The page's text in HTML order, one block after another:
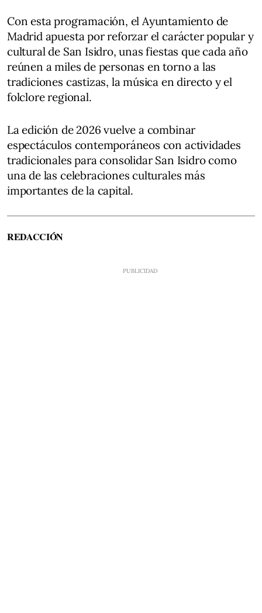
Con esta programación, el Ayuntamiento de
Madrid apuesta por reforzar el carácter popular y
cultural de San Isidro, unas fiestas que cada año
reúnen a miles de personas en torno a las
tradiciones castizas, la música en directo y el
folclore regional.
La edición de 2026 vuelve a combinar
espectáculos contemporáneos con actividades
tradicionales para consolidar San Isidro como
una de las celebraciones culturales más
importantes de la capital.
REDACCIÓN